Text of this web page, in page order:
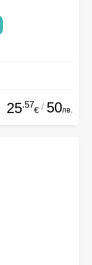
25.57
€ / 50лв.